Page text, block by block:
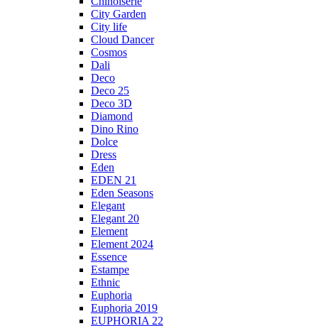
City Garden
City life
Cloud Dancer
Cosmos
Dali
Deco
Deco 25
Deco 3D
Diamond
Dino Rino
Dolce
Dress
Eden
EDEN 21
Eden Seasons
Elegant
Elegant 20
Element
Element 2024
Essence
Estampe
Ethnic
Euphoria
Euphoria 2019
EUPHORIA 22